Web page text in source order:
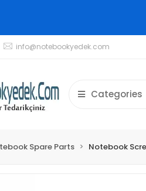
info@notebookyedek.com
Categories
Spare Parts Notebook